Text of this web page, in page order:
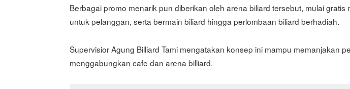
Berbagai promo menarik pun diberikan oleh arena biliard tersebut, mulai gratis
untuk pelanggan, serta bermain biliard hingga perlombaan biliard berhadiah.
Supervisior Agung Billiard Tami mengatakan konsep ini mampu memanjakan
menggabungkan cafe dan arena billiard.